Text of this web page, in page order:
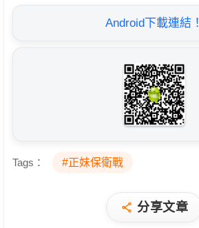
Android下載連結！
Tags： #正妹保衛戰
分享文章